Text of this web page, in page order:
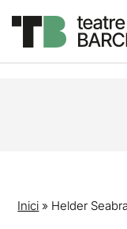
Inici » Helder Seabra